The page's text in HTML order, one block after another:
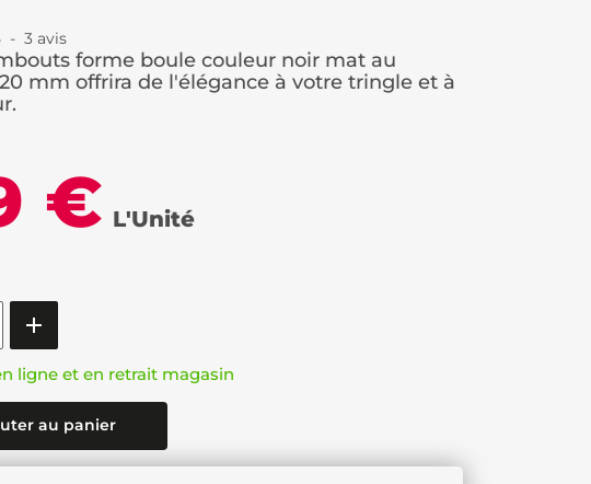
- 3 avis
forme boule couleur noir mat au
mm offrira de l'élégance à votre tringle et à
€ L'Unité
ligne et en retrait magasin
au panier